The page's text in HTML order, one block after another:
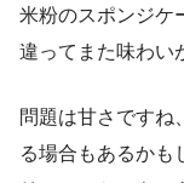
米粉のスポンジケ
違ってまた味わい
問題は甘さですね
る場合もあるかも